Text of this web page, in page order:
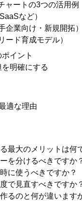
ャートの3つの活用例
など）
企業向け・新規開拓）
ード育成モデル）
イント
明確にする
適な理由
最大のメリットは何
を分けるべきですか
に使うべきですか？
で見直すべきですか
るのと何が違います